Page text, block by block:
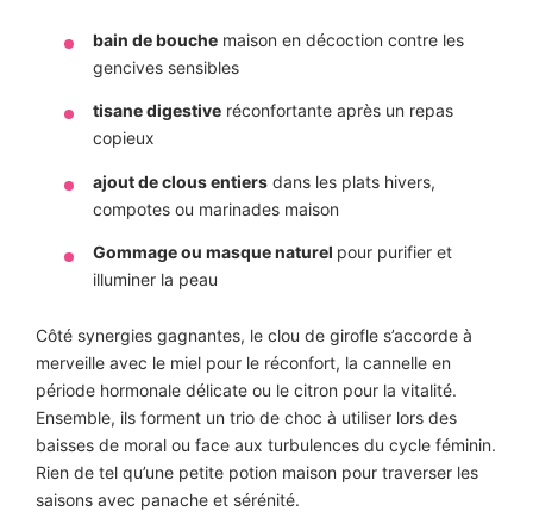
bain de bouche maison en décoction contre les
gencives sensibles
tisane digestive réconfortante après un repas
copieux
ajout de clous entiers dans les plats hivers,
compotes ou marinades maison
Gommage ou masque naturel pour purifier et
illuminer la peau
Côté synergies gagnantes, le clou de girofle s’accorde à
merveille avec le miel pour le réconfort, la cannelle en
période hormonale délicate ou le citron pour la vitalité.
Ensemble, ils forment un trio de choc à utiliser lors des
baisses de moral ou face aux turbulences du cycle féminin.
Rien de tel qu’une petite potion maison pour traverser les
saisons avec panache et sérénité.